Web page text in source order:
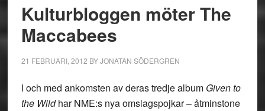
Kulturbloggen möter The
Maccabees
21 FEBRUARI, 2012 BYJONATAN SÖDERGREN
I och med ankomsten av deras tredje album Given to
the Wildhar NME:s nya omslagspojkar – åtminstone